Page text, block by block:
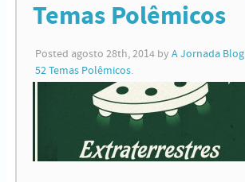
Temas Polêmicos
Posted agosto 28th, 2014by A Jornada Blog
52 Temas Polêmicos.